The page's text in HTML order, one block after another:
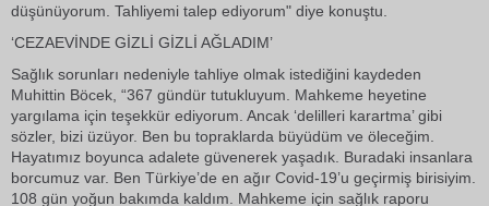
düşünüyorum. Tahliyemi talep ediyorum" diye konuştu.
‘CEZAEVİNDE GİZLİ GİZLİ AĞLADIM’
Sağlık sorunları nedeniyle tahliye olmak istediğini kaydeden
Muhittin Böcek, “367 gündür tutukluyum. Mahkeme heyetine
yargılama için teşekkür ediyorum. Ancak ‘delilleri karartma’ gibi
sözler, bizi üzüyor. Ben bu topraklarda büyüdüm ve öleceğim.
Hayatımız boyunca adalete güvenerek yaşadık. Buradaki insanlara
borcumuz var. Ben Türkiye’de en ağır Covid-19’u geçirmiş birisiyim.
108 gün yoğun bakımda kaldım. Mahkeme için sağlık raporu